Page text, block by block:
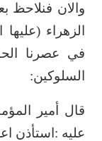
والان فنلاحظ
الزهراء (عليها
في عصرنا
السلوكين:‏
قال أمير
عليه :استأذن